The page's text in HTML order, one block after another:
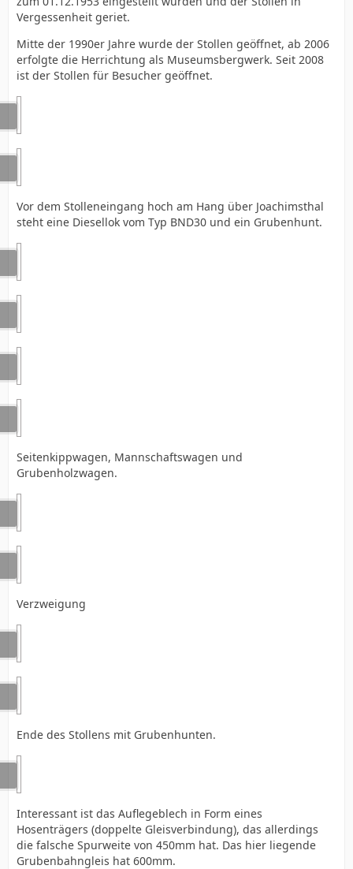
Vergessenheit geriet.
Mitte der 1990er Jahre wurde der Stollen geöffnet, ab 2006
erfolgte die Herrichtung als Museumsbergwerk. Seit 2008
ist der Stollen für Besucher geöffnet.
Vor dem Stolleneingang hoch am Hang über Joachimsthal
steht eine Diesellok vom Typ BND30 und ein Grubenhunt.
Seitenkippwagen, Mannschaftswagen und
Grubenholzwagen.
Verzweigung
Ende des Stollens mit Grubenhunten.
Interessant ist das Auflegeblech in Form eines
Hosenträgers (doppelte Gleisverbindung), das allerdings
die falsche Spurweite von 450mm hat. Das hier liegende
Grubenbahngleis hat 600mm.